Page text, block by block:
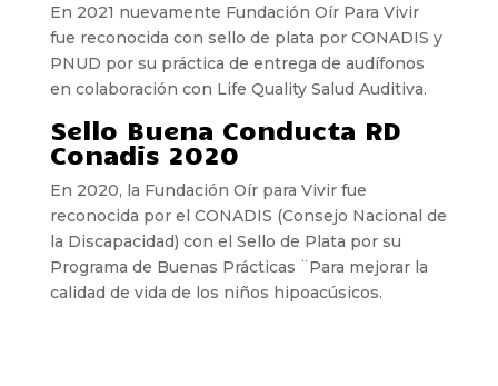
En 2021 nuevamente Fundación Oír Para Vivir
fue reconocida con sello de plata por CONADIS y
PNUD por su práctica de entrega de audífonos
en colaboración con Life Quality Salud Auditiva.
Sello Buena Conducta RD
Conadis 2020
En 2020, la Fundación Oír para Vivir fue
reconocida por el CONADIS (Consejo Nacional de
la Discapacidad) con el Sello de Plata por su
Programa de Buenas Prácticas ¨Para mejorar la
calidad de vida de los niños hipoacúsicos.